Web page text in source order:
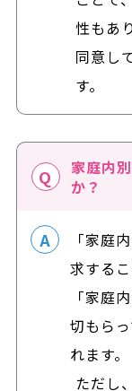
性もあ
同意し
す。
家庭内
か？
「家庭
求するこ
「家庭
切もら
れます。
ただし